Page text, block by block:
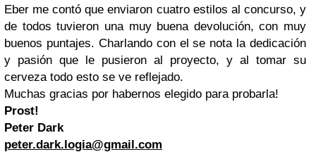
Eber me contó que enviaron cuatro estilos al concurso, y
de todos tuvieron una muy buena devolución, con muy
buenos puntajes. Charlando con el se nota la dedicación
y pasión que le pusieron al proyecto, y al tomar su
cerveza todo esto se ve reflejado.
Muchas gracias por habernos elegido para probarla!
Prost!
Peter Dark
peter.dark.logia@gmail.com